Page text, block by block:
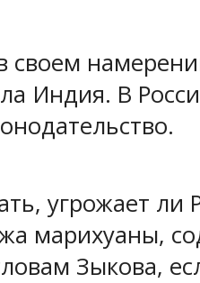
Индия. В
угрожает
марихуаны,
Зыкова,